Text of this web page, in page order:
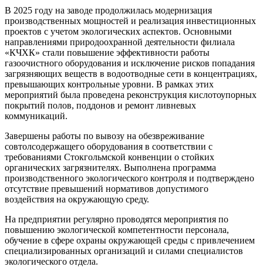
В 2025 году на заводе продолжилась модернизация
производственных мощностей и реализация инвестиционных
проектов с учетом экологических аспектов. Основными
направлениями природоохранной деятельности филиала
«КЧХК» стали повышение эффективности работы
газоочистного оборудования и исключение рисков попадания
загрязняющих веществ в водоотводные сети в концентрациях,
превышающих контрольные уровни. В рамках этих
мероприятий была проведена реконструкция кислотоупорных
покрытий полов, поддонов и ремонт ливневых
коммуникаций.
Завершены работы по вывозу на обезвреживание
совтолсодержащего оборудования в соответствии с
требованиями Стокгольмской конвенции о стойких
органических загрязнителях. Выполнена программа
производственного экологического контроля и подтверждено
отсутствие превышений нормативов допустимого
воздействия на окружающую среду.
На предприятии регулярно проводятся мероприятия по
повышению экологической компетентности персонала,
обучение в сфере охраны окружающей среды с привлечением
специализированных организаций и силами специалистов
экологического отдела.